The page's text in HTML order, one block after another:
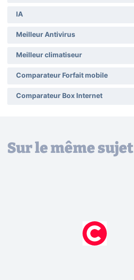
IA
Meilleur Antivirus
Meilleur climatiseur
Comparateur Forfait mobile
Comparateur Box Internet
Sur le même sujet